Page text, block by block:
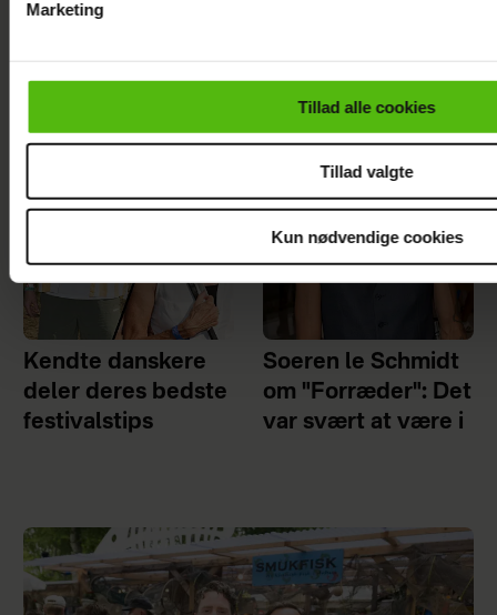
cookiepolitik.
Marketing
Tillad alle cookies
Tillad valgte
Kun nødvendige cookies
Se billedet: Mette Sommer
Kendte danskere
deler deres bedste
festivalstips
Soeren le Schmidt
om "Forræder": Det
var svært at være i